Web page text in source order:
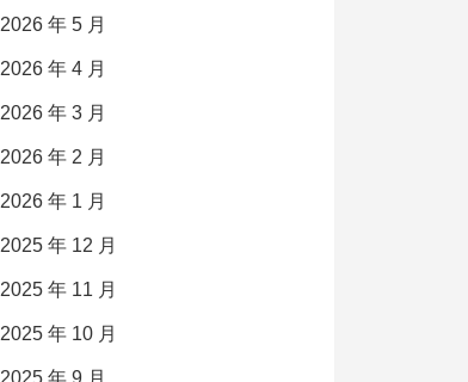
2026 年 5 月
2026 年 4 月
2026 年 3 月
2026 年 2 月
2026 年 1 月
2025 年 12 月
2025 年 11 月
2025 年 10 月
2025 年 9 月